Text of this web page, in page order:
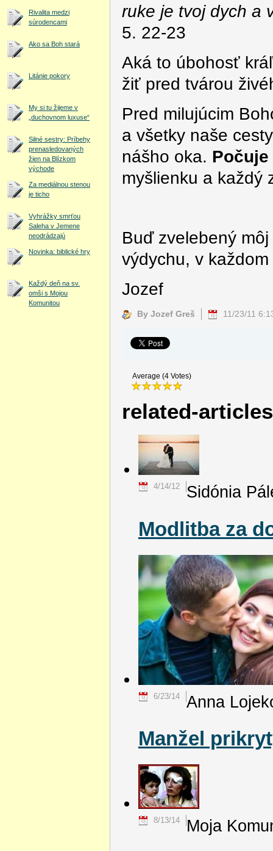
ruke je tvoj dych a
5. 22-23
Aká to úbohosť
žiť pred tvárou
Pred milujúcim
a všetky naše
nášho oka. Počuje
myšlienku a každý
Buď zvelebený
výdychu, v
Jozef
By Jozef Greš 11/23/11
Average (4 Votes)
related-
Sidónia
4/14/12
Modlitba za
Anna
6/23/14
Manžel
Moja
8/13/14
Rivalita medzi
súrodencami
Ako sa Boh stará
Litánie pokory
My si tu žijeme v
„duchovnom luxuse“
Silné sestry: Príbehy
prenasledovaných
žien na Blízkom
východe
Za mediálnou stenou
je ticho
Vyhrážky smrťou
Saleha v Jemene
neodrádzajú
Novinka: biblické hry
Každý deň na sv.
omši s Mojou
Komunitou